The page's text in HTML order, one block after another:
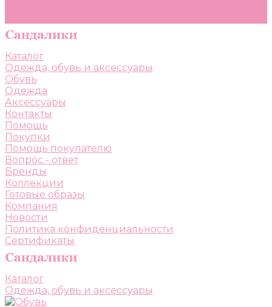
Каталог
Одежда, обувь и аксессуары
Обувь
Одежда
Аксессуары
Контакты
Помощь
Покупки
Помощь покупателю
Вопрос - ответ
Бренды
Коллекции
Готовые образы
Компания
Новости
Политика конфиденциальности
Сертификаты
Каталог
Одежда, обувь и аксессуары